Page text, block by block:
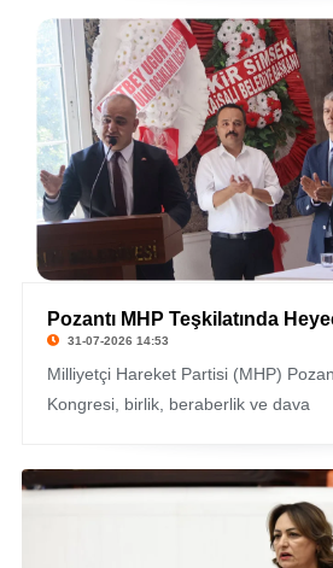
Pozantı MHP Teşkilatında
31-07-2026 14:53
Milliyetçi Hareket Partisi (MHP)
Kongresi, birlik, beraberlik ve dava